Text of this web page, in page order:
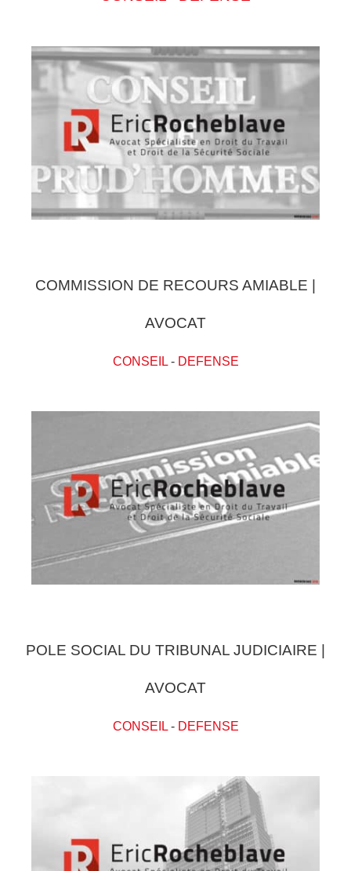
COMMISSION DE RECOURS AMIABLE |
AVOCAT
CONSEIL- DEFENSE
POLE SOCIAL DU TRIBUNAL JUDICIAIRE |
AVOCAT
CONSEIL- DEFENSE